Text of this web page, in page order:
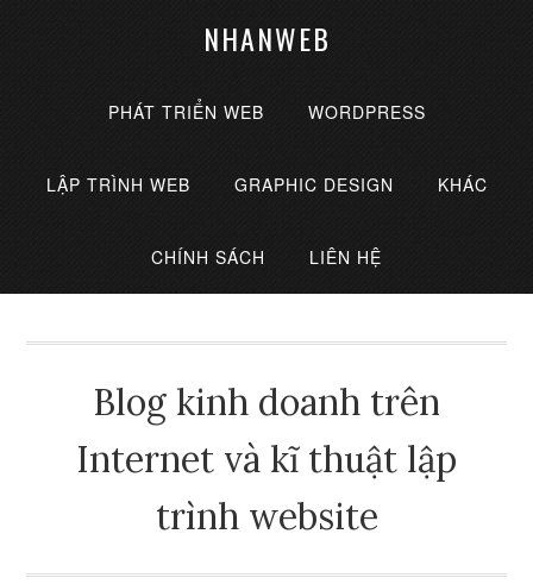
NHANWEB
PHÁT TRIỂN WEB WORDPRESS
LẬP TRÌNH WEB GRAPHIC DESIGN KHÁC
CHÍNH SÁCH LIÊN HỆ
Blog kinh doanh trên
Internet và kĩ thuật lập
trình website